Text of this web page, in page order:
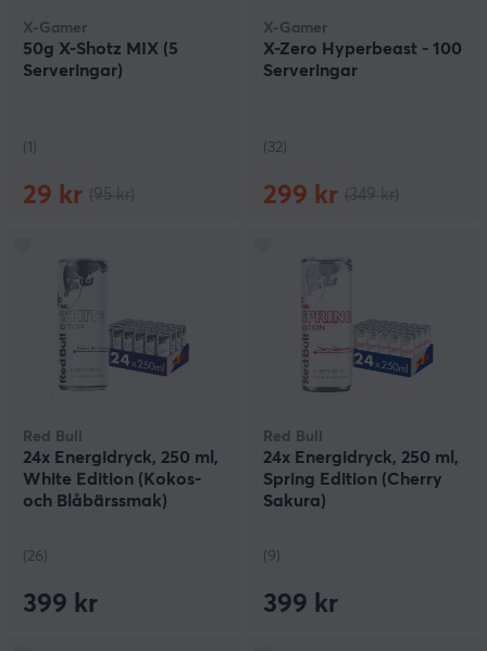
X-Gamer
50g X-Shotz MIX (5
Serveringar)
(1)
29 kr
X-Gamer
X-Zero Hyperbeast - 100
Serveringar
(32)
299 kr
Red Bull
24x Energidryck, 250 ml,
White Edition (Kokos-
och Blåbärssmak)
(26)
399 kr
Red Bull
24x Energidryck, 250 ml,
Spring Edition (Cherry
Sakura)
(9)
399 kr